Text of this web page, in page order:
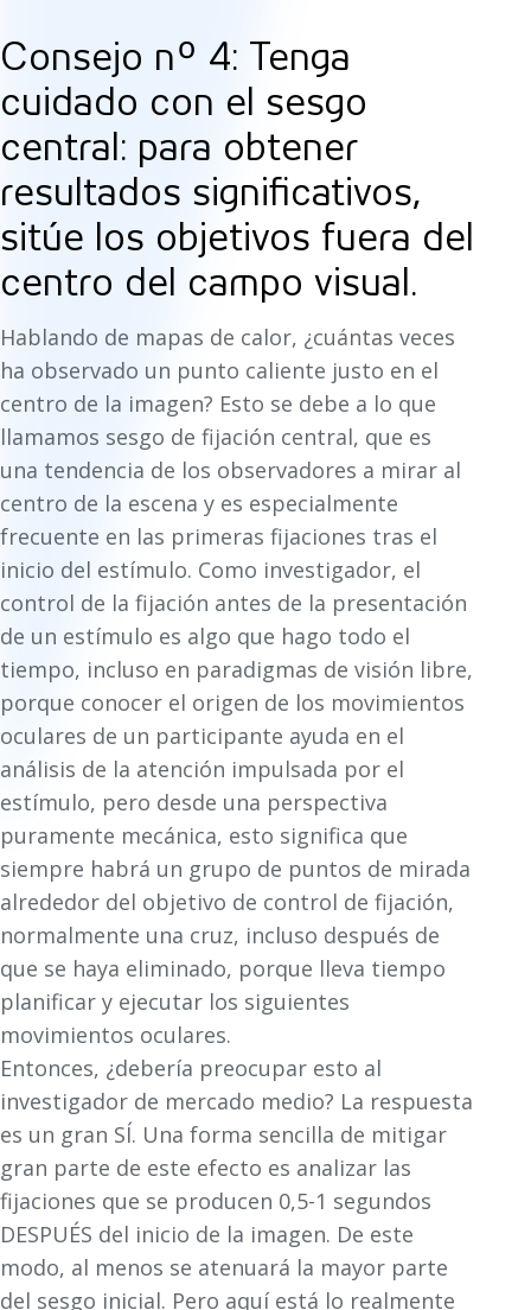
Consejo nº 4: Tenga
cuidado con el sesgo
central: para obtener
resultados significativos,
sitúe los objetivos fuera del
centro del campo visual.
Hablando de mapas de calor, ¿cuántas veces
ha observado un punto caliente justo en el
centro de la imagen? Esto se debe a lo que
llamamos sesgo de fijación central, que es
una tendencia de los observadores a mirar al
centro de la escena y es especialmente
frecuente en las primeras fijaciones tras el
inicio del estímulo. Como investigador, el
control de la fijación antes de la presentación
de un estímulo es algo que hago todo el
tiempo, incluso en paradigmas de visión libre,
porque conocer el origen de los movimientos
oculares de un participante ayuda en el
análisis de la atención impulsada por el
estímulo, pero desde una perspectiva
puramente mecánica, esto significa que
siempre habrá un grupo de puntos de mirada
alrededor del objetivo de control de fijación,
normalmente una cruz, incluso después de
que se haya eliminado, porque lleva tiempo
planificar y ejecutar los siguientes
movimientos oculares.
Entonces, ¿debería preocupar esto al
investigador de mercado medio? La respuesta
es un gran SÍ. Una forma sencilla de mitigar
gran parte de este efecto es analizar las
fijaciones que se producen 0,5-1 segundos
DESPUÉS del inicio de la imagen. De este
modo, al menos se atenuará la mayor parte
del sesgo inicial. Pero aquí está lo realmente